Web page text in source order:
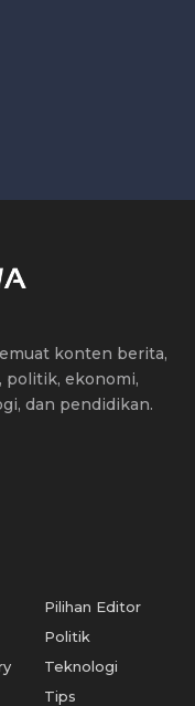
konten berita,
politik, ekonomi,
dan pendidikan.
Pilihan Editor
Politik
Teknologi
Tips